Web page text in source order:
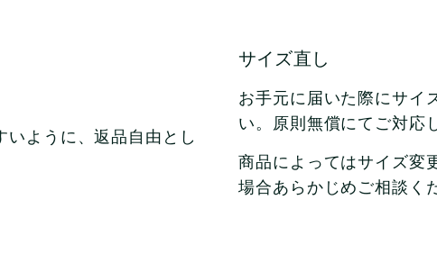
ように、返品自由とし
サイズ直し
お手元に届いた際にサイ
い。原則無償にてご対応
商品によってはサイズ変
場合あらかじめご相談く